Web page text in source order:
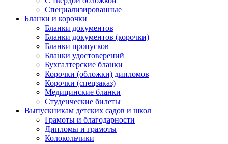
Специализированные
Бланки и корочки
Бланки документов
Бланки документов (корочки)
Бланки пропусков
Бланки удостоверений
Бухгалтерские бланки
Корочки (обложки) дипломов
Корочки (спецзаказ)
Медицинские бланки
Студенческие билеты
Выпускникам детских садов и школ
Грамоты и благодарности
Дипломы и грамоты
Колокольчики